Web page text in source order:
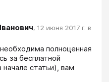
, 12 июня 2017 г. в
полноценная
за бесплатной
начале статьи), вам